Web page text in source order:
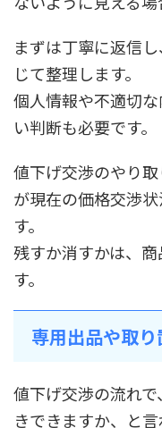
まずは丁寧に返信
じて整理します。
個人情報や不適切
い判断も必要です。
値下げ交渉のやり
が現在の価格交渉
す。
残すか消すかは、
す。
専用出品や取
値下げ交渉の流れ
きできますか、と言